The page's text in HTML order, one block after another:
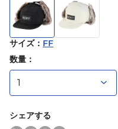
サイズ： FF
数量：
シェアする